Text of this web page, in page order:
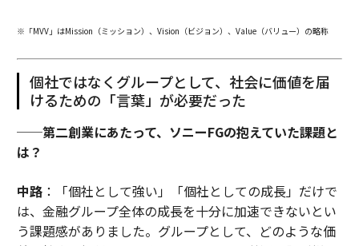
※「MVV」はMission（ミッション）、Vision（ビジョン）、Value（バリュー）の略称
個社ではなくグループとして、社会に価値を届
けるための「言葉」が必要だった
──第二創業にあたって、ソニーFGの抱えていた課題と
は？
中路：「個社として強い」「個社としての成長」だけで
は、金融グループ全体の成長を十分に加速できないとい
う課題感がありました。グループとして、どのような価